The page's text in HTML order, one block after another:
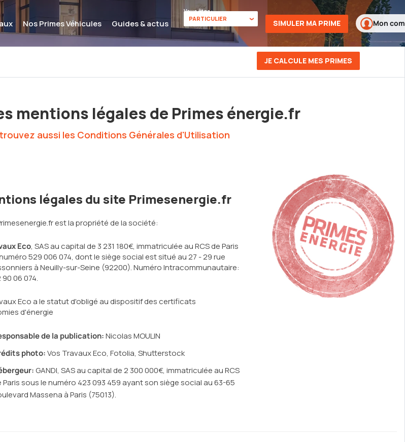
Nos Primes Véhicules Guides & actus
Vous êtes :
SIMULER MA PRIME Mon
JE CALCULE MES PRIMES
mentions légales de Primes énergie.fr
aussi les Conditions Générales d'Utilisation
légales du site Primesenergie.fr
est la propriété de la société:
Eco, SAS au capital de 3 231 180€, immatriculée au RCS de Paris
529 006 074, dont le siège social est situé au 27 - 29 rue
à Neuilly-sur-Seine (92200). Numéro Intracommunautaire:
90 06 074.
Eco a le statut d'obligé au dispositif des certificats
d'énergie
de la publication:Nicolas MOULIN
photo:Vos Travaux Eco, Fotolia, Shutterstock
GANDI, SAS au capital de 2 300 000€, immatriculée au RCS
Paris sous le numéro 423 093 459 ayant son siège social au 63-65
Massena à Paris (75013).